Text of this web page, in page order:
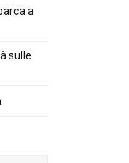
a
sulle